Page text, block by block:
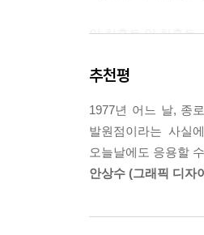
얀 치홀트 얀 치횰트
치홀트’로 표기했다.
그래픽 디자이너뿐
이 책의 초판과 개
돌았을지도 모를 일
추천평
1977년 어느 날, 종
발원점이라는 사실
오늘날에도 응용할
안상수 (그래픽 디자